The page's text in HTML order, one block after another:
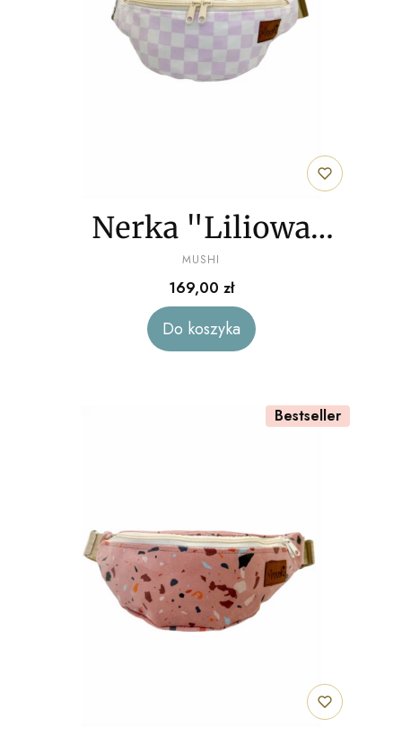
Nerka "Liliowa
szachownica" welur
PRODUCENT
MUSHI
Cena
169,00 zł
Do koszyka
Bestseller